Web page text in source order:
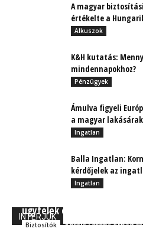
A magyar
értékelte a
Alkuszok
K&H kutatás:
mindennapokhoz?
Pénzügyek
Ámulva figyeli
a magyar
Ingatlan
Balla Ingatlan:
kérdőjelek az
Ingatlan
INTERJÚK
ügyfelek élethelyzeteire
Biztosítók Kocsis Ferenc Árpád